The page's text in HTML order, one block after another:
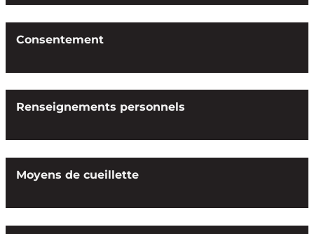
Consentement
Renseignements personnels
Moyens de cueillette